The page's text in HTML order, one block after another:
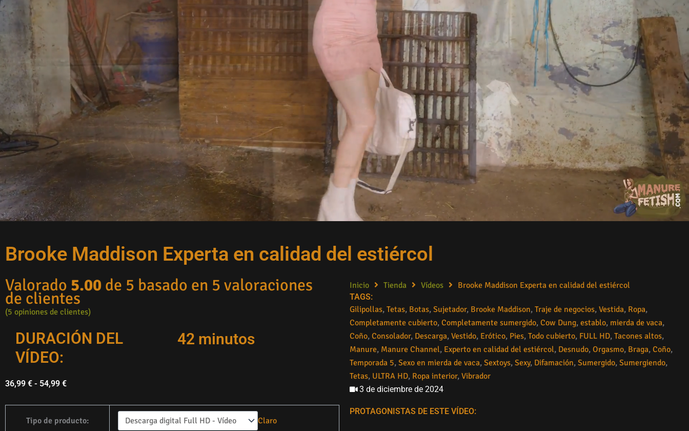
Brooke Maddison Experta en calidad del estiércol
Valorado 5.00 de 5 basado en 5 valoraciones
de clientes
(5 opiniones de clientes)
DURACIÓN DEL
VÍDEO:
42 minutos
36,99 € - 54,99 €Gama
36,99 €
Tipo de producto: Claro
Brooke
Inicio Tienda Vídeos Brooke Maddison Experta en calidad del estiércol
TAGS:
Gilipollas, Tetas, Botas, Sujetador, Brooke Maddison, Traje de negocios, Vestida, Ropa,
Completamente cubierto, Completamente sumergido, Cow Dung, establo, mierda de vaca,
Coño, Consolador, Descarga, Vestido, Erótico, Pies, Todo cubierto, FULL HD, Tacones altos,
Manure, Manure Channel, Experto en calidad del estiércol, Desnudo, Orgasmo, Braga, Coño,
Temporada 5, Sexo en mierda de vaca, Sextoys, Sexy, Difamación, Sumergido, Sumergiendo,
Tetas, ULTRA HD, Ropa interior, Vibrador
3 de diciembre de 2024
PROTAGONISTAS DE ESTE VÍDEO: